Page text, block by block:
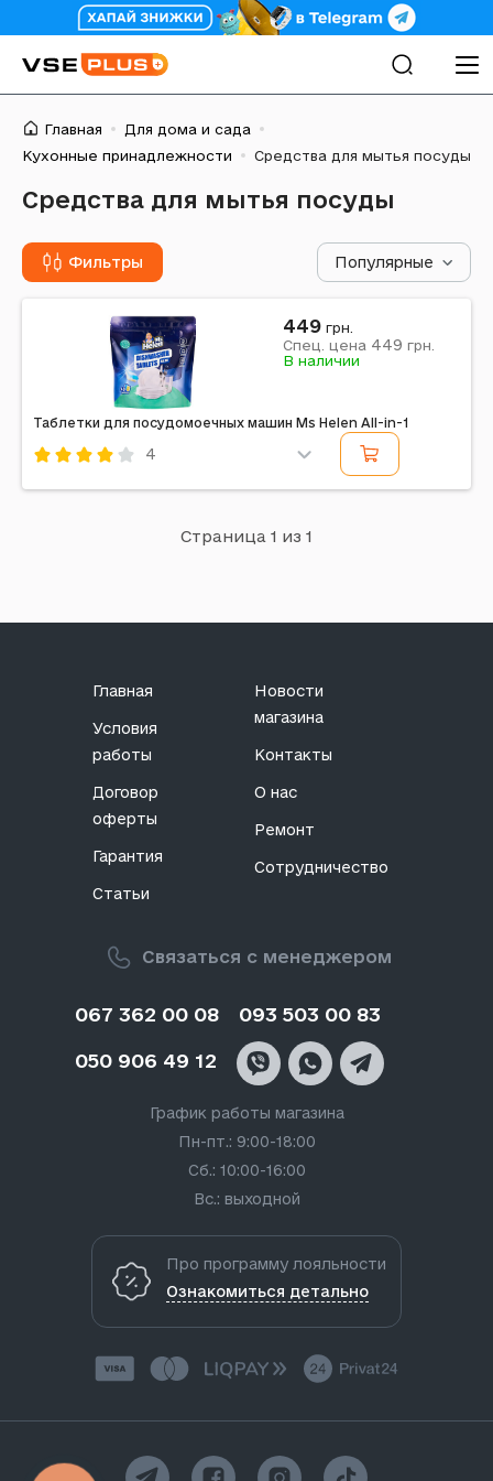
Главная
Для дома и сада
Кухонные принадлежности
Средства для мытья посуды
Средства для мытья посуды
Фильтры Популярные
Таблетки для посудомоечных машин Ms Helen All-in-1
4
Примечание: Количество в упаковке, шт: 40 | Страна
449 грн.
Спец. цена 449 грн.
В наличии
Страница 1 из 1
Связаться с менеджером
067 362 00 08 093 503 00 83
050 906 49 12
График работы магазина
Пн-пт.: 9:00-18:00
Сб.: 10:00-16:00
Вс.: выходной
Главная
Условия
работы
Договор
оферты
Гарантия
Статьи
Новости
магазина
Контакты
О нас
Ремонт
Сотрудничество
Про программу лояльности
Ознакомиться детально